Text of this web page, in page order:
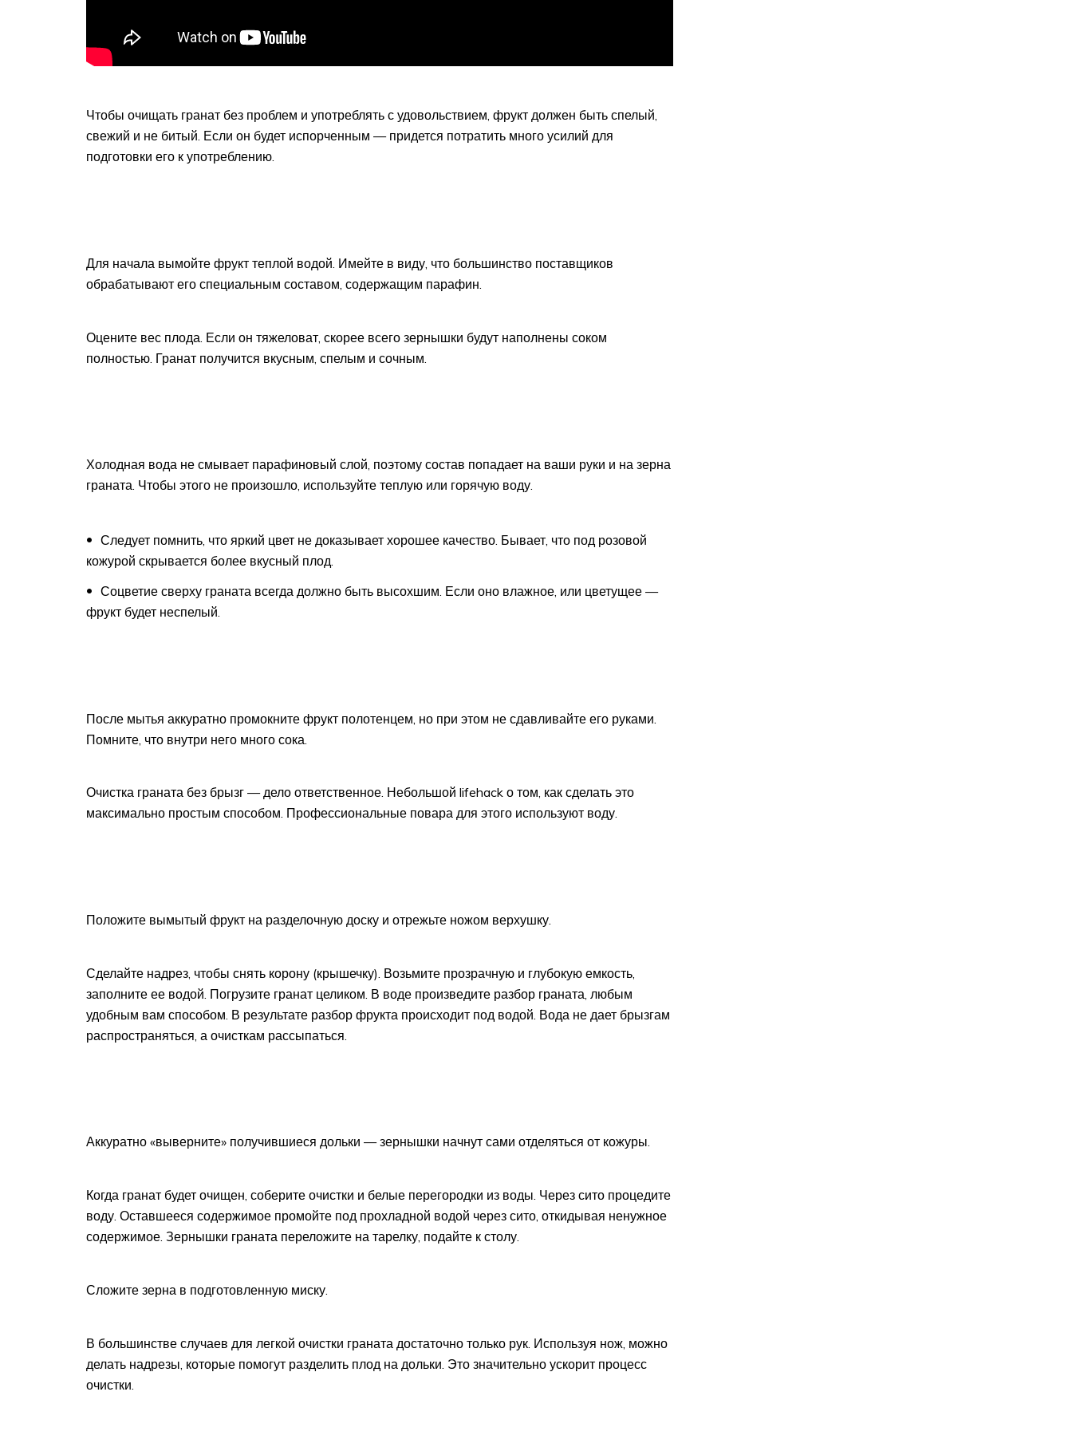
Чтобы очищать гранат без проблем и употреблять с удовольствием, фрукт должен быть спелый,
свежий и не битый. Если он будет испорченным — придется потратить много усилий для
подготовки его к употреблению.
Для начала вымойте фрукт теплой водой. Имейте в виду, что большинство поставщиков
обрабатывают его специальным составом, содержащим парафин.
Оцените вес плода. Если он тяжеловат, скорее всего зернышки будут наполнены соком
полностью. Гранат получится вкусным, спелым и сочным.
Холодная вода не смывает парафиновый слой, поэтому состав попадает на ваши руки и на зерна
граната. Чтобы этого не произошло, используйте теплую или горячую воду.
Следует помнить, что яркий цвет не доказывает хорошее качество. Бывает, что под розовой
кожурой скрывается более вкусный плод.
Соцветие сверху граната всегда должно быть высохшим. Если оно влажное, или цветущее —
фрукт будет неспелый.
После мытья аккуратно промокните фрукт полотенцем, но при этом не сдавливайте его руками.
Помните, что внутри него много сока.
Очистка граната без брызг — дело ответственное. Небольшой lifehack о том, как сделать это
максимально простым способом. Профессиональные повара для этого используют воду.
Положите вымытый фрукт на разделочную доску и отрежьте ножом верхушку.
Сделайте надрез, чтобы снять корону (крышечку). Возьмите прозрачную и глубокую емкость,
заполните ее водой. Погрузите гранат целиком. В воде произведите разбор граната, любым
удобным вам способом. В результате разбор фрукта происходит под водой. Вода не дает брызгам
распространяться, а очисткам рассыпаться.
Аккуратно «выверните» получившиеся дольки — зернышки начнут сами отделяться от кожуры.
Когда гранат будет очищен, соберите очистки и белые перегородки из воды. Через сито процедите
воду. Оставшееся содержимое промойте под прохладной водой через сито, откидывая ненужное
содержимое. Зернышки граната переложите на тарелку, подайте к столу.
Сложите зерна в подготовленную миску.
В большинстве случаев для легкой очистки граната достаточно только рук. Используя нож, можно
делать надрезы, которые помогут разделить плод на дольки. Это значительно ускорит процесс
очистки.